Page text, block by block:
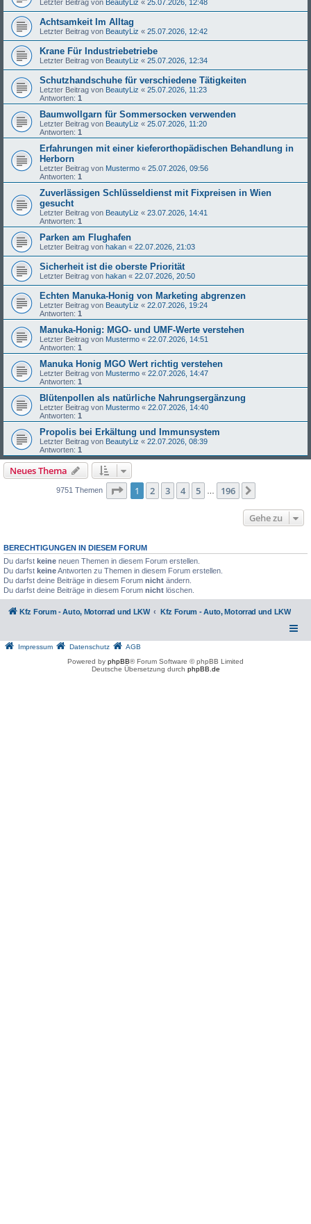
Letzter Beitrag von BeautyLiz « 25.07.2026, 12:48
Achtsamkeit Im Alltag
Letzter Beitrag von BeautyLiz « 25.07.2026, 12:42
Krane Für Industriebetriebe
Letzter Beitrag von BeautyLiz « 25.07.2026, 12:34
Schutzhandschuhe für verschiedene Tätigkeiten
Letzter Beitrag von BeautyLiz « 25.07.2026, 11:23
Antworten: 1
Baumwollgarn für Sommersocken verwenden
Letzter Beitrag von BeautyLiz « 25.07.2026, 11:20
Antworten: 1
Erfahrungen mit einer kieferorthopädischen Behandlung in
Herborn
Letzter Beitrag von Mustermo « 25.07.2026, 09:56
Antworten: 1
Zuverlässigen Schlüsseldienst mit Fixpreisen in Wien
gesucht
Letzter Beitrag von BeautyLiz « 23.07.2026, 14:41
Antworten: 1
Parken am Flughafen
Letzter Beitrag von hakan « 22.07.2026, 21:03
Sicherheit ist die oberste Priorität
Letzter Beitrag von hakan « 22.07.2026, 20:50
Echten Manuka-Honig von Marketing abgrenzen
Letzter Beitrag von BeautyLiz « 22.07.2026, 19:24
Antworten: 1
Manuka-Honig: MGO- und UMF-Werte verstehen
Letzter Beitrag von Mustermo « 22.07.2026, 14:51
Antworten: 1
Manuka Honig MGO Wert richtig verstehen
Letzter Beitrag von Mustermo « 22.07.2026, 14:47
Antworten: 1
Blütenpollen als natürliche Nahrungsergänzung
Letzter Beitrag von Mustermo « 22.07.2026, 14:40
Antworten: 1
Propolis bei Erkältung und Immunsystem
Letzter Beitrag von BeautyLiz « 22.07.2026, 08:39
Antworten: 1
Neues Thema
9751 Themen Seite 1von 196
1 2 3 4 5 … 196
Gehe zu
BERECHTIGUNGEN IN DIESEM FORUM
Du darfst keine neuen Themen in diesem Forum erstellen.
Du darfst keineAntworten zu Themen in diesem Forum erstellen.
Du darfst deine Beiträge in diesem Forum nicht ändern.
Du darfst deine Beiträge in diesem Forum nicht löschen.
Kfz Forum - Auto, Motorrad und LKW Kfz Forum - Auto, Motorrad und LKW
Impressum Datenschutz
AGB
Powered by phpBB® Forum Software © phpBB Limited
Deutsche Übersetzung durch phpBB.de